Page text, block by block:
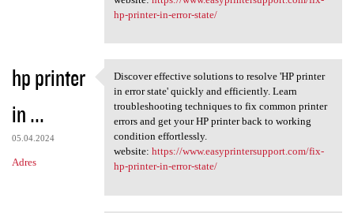
hp-printer-in-error-state/
hp printer
in ...
05.04.2024
Adres
Discover effective solutions
Discover effective solutions to resolve 'HP printer
in error state' quickly and efficiently. Learn
troubleshooting techniques to fix common printer
errors and get your HP printer back to working
condition effortlessly.
website: https://www.easyprintersupport.com/fix-
hp-printer-in-error-state/